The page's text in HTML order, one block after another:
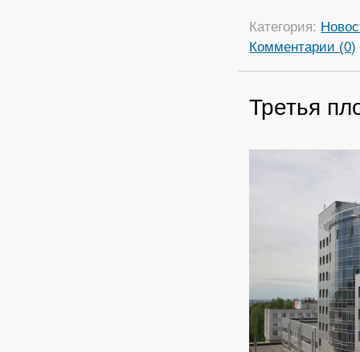
Категория:
Комментарии (0)
Третья